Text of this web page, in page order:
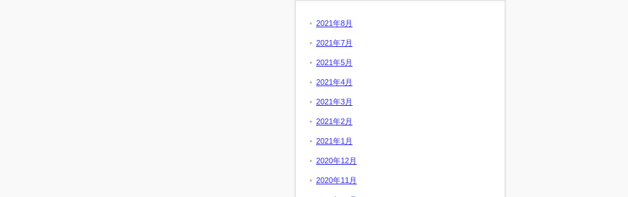
2021年8月
2021年7月
2021年5月
2021年4月
2021年3月
2021年2月
2021年1月
2020年12月
2020年11月